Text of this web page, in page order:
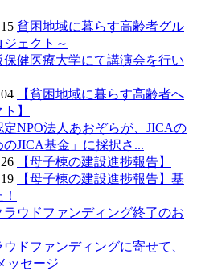
貧困地域に暮らす高齢者グル
ェクト～
保健医療大学にて講演会を行い
【貧困地域に暮らす高齢者へ
】
定NPO法人あおぞらが、JICAの
のJICA基金」に採択さ...
【母子棟の建設進捗報告】
【母子棟の建設進捗報告】基
ラウドファンディング終了のお
ウドファンディングに寄せて、
ッセージ